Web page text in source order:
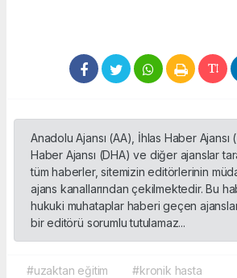
Anadolu Ajansı (AA), İhlas Haber Ajansı
Haber Ajansı (DHA) ve diğer ajanslar
tüm haberler, sitemizin editörlerinin
ajans kanallarından çekilmektedir. Bu
hukuki muhataplar haberi geçen
bir editörü sorumlu tutulamaz...
#uzaktan eğitim #kronik hasta